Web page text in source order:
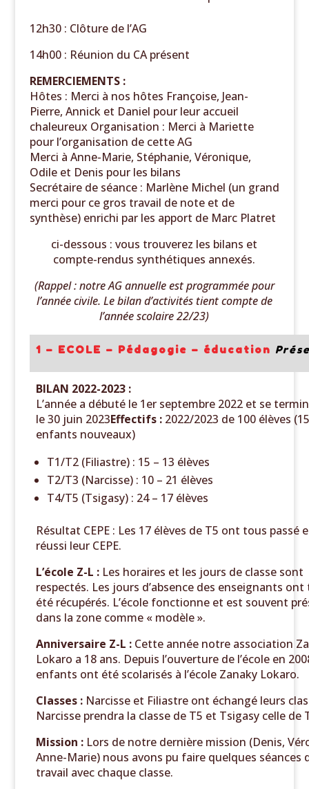
12h30 : Clôture de l’AG
14h00 : Réunion du CA présent
REMERCIEMENTS :
Hôtes : Merci à nos hôtes Françoise, Jean-
Pierre, Annick et Daniel pour leur accueil
chaleureux Organisation : Merci à Mariette
pour l’organisation de cette AG
Merci à Anne-Marie, Stéphanie, Véronique,
Odile et Denis pour les bilans
Secrétaire de séance : Marlène Michel (un grand
merci pour ce gros travail de note et de
synthèse)enrichi par les apport de Marc Platret
ci-dessous : vous trouverez les bilans et
compte-rendus synthétiques annexés.
(Rappel : notre AG annuelle est programmée pour
l’année civile. Le bilan d’activités tient compte de
l’année scolaire 22/23)
1 – ECOLE – Pédagogie – éducation
BILAN 2022-2023 :
L’année a débuté le 1er septembre 2022 et se
le 30 juin 2023Effectifs :2022/2023 de 100 élèves (15
enfants nouveaux)
T1/T2 (Filiastre) : 15 – 13 élèves
T2/T3 (Narcisse) : 10 – 21 élèves
T4/T5 (Tsigasy) : 24 – 17 élèves
Résultat CEPE : Les 17 élèves de T5 ont tous passé
réussi leur CEPE.
L’école Z-L :Les horaires et les jours de classe sont
respectés. Les jours d’absence des enseignants ont
été récupérés. L’école fonctionne et est souvent
dans la zone comme « modèle ».
Anniversaire Z-L :Cette année notre association
Lokaro a 18 ans. Depuis l’ouverture de l’école en
enfants ont été scolarisés à l’école Zanaky Lokaro.
Classes :Narcisse et Filiastre ont échangé leurs
Narcisse prendra la classe de T5 et Tsigasy celle de
Mission :Lors de notre dernière mission (Denis,
Anne-Marie) nous avons pu faire quelques séances
travail avec chaque classe.